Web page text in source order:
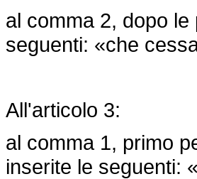
al comma 2, dopo
seguenti: «che
All'articolo 3:
al comma 1, primo
inserite le seguenti: